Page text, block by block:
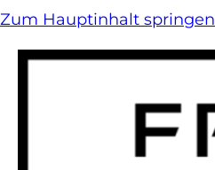
Zum Hauptinhalt springen